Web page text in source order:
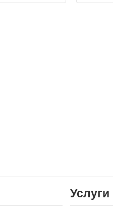
Услуги